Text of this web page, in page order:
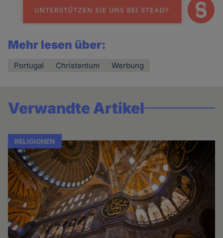
Mehr lesen über:
Portugal Christentum Werbung
Verwandte Artikel
RELIGIONEN